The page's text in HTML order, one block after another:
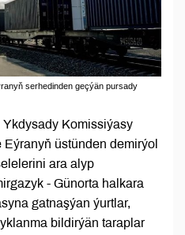
serhedinden geçýän pursady
Komissiýasy
üstünden demirýol
ara alyp
- Günorta halkara
gatnaşýan ýurtlar,
bildirýän taraplar